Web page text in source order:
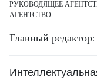
РУКОВОДЯЩЕЕ
АГЕНТСТВО
Главный